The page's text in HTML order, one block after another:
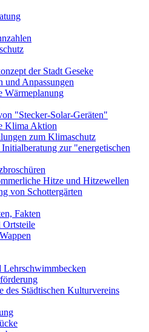
der Stadt Geseke
und Anpassungen
Wärmeplanung
"Stecker-Solar-Geräten"
Klima Aktion
zum Klimaschutz
zur "energetischen
Hitze und Hitzewellen
von Schottergärten
Fakten
Ortsteile
Lehrschwimmbecken
des Städtischen Kulturvereins